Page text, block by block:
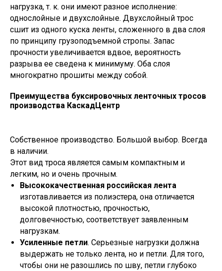
нагрузка, т. к. они имеют разное исполнение:
однослойные и двухслойные. Двухслойный трос
сшит из одного куска ленты, сложенного в два слоя
по принципу грузоподъемной стропы. Запас
прочности увеличивается вдвое, вероятность
разрыва ее сведена к минимуму. Оба слоя
многократно прошиты между собой.
Преимущества буксировочных ленточных тросов
производства КаскадЦентр
Собственное производство. Большой выбор. Всегда
в наличии.
Этот вид троса является самым компактным и
легким, но и очень прочным.
Высококачественная российская лента
изготавливается из полиэстера, она отличается
высокой плотностью, прочностью,
долговечностью, соответствует заявленным
нагрузкам.
Усиленные петли. Серьезные нагрузки должна
выдержать не только лента, но и петли. Для того,
чтобы они не разошлись по шву, петли глубоко